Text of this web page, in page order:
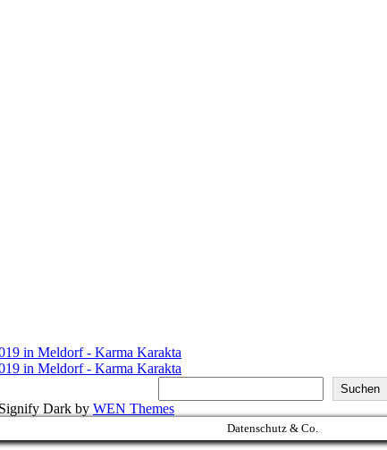
Suchen
Signify Dark by WEN Themes
Datenschutz & Co.